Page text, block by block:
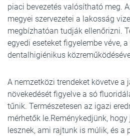
piaci bevezetés valósítható meg.
megyei szervezetei a lakosság
megbízhatóan tudják ellenőrizni.
egyedi eseteket figyelembe véve,
dentalhigiénikus
A nemzetközi trendeket követve a
növekedését figyelve a só
tűnik. Természetesen az igazi
mérhetők le.Reménykedjünk,
lesznek, ami rajtunk is múlik, és a